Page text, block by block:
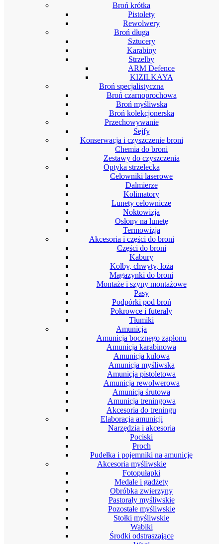
Broń krótka
Pistolety
Rewolwery
Broń długa
Sztucery
Karabiny
Strzelby
ARM Defence
KIZILKAYA
Broń specjalistyczna
Broń czarnoprochowa
Broń myśliwska
Broń kolekcjonerska
Przechowywanie
Sejfy
Konserwacja i czyszczenie broni
Chemia do broni
Zestawy do czyszczenia
Optyka strzelecka
Celowniki laserowe
Dalmierze
Kolimatory
Lunety celownicze
Noktowizja
Osłony na lunetę
Termowizja
Akcesoria i części do broni
Części do broni
Kabury
Kolby, chwyty, łoża
Magazynki do broni
Montaże i szyny montażowe
Pasy
Podpórki pod broń
Pokrowce i futerały
Tłumiki
Amunicja
Amunicja bocznego zapłonu
Amunicja karabinowa
Amunicja kulowa
Amunicja myśliwska
Amunicja pistoletowa
Amunicja rewolwerowa
Amunicja śrutowa
Amunicja treningowa
Akcesoria do treningu
Elaboracja amunicji
Narzędzia i akcesoria
Pociski
Proch
Pudełka i pojemniki na amunicję
Akcesoria myśliwskie
Fotopułapki
Medale i gadżety
Obróbka zwierzyny
Pastorały myśliwskie
Pozostałe myśliwskie
Stołki myśliwskie
Wabiki
Środki odstraszające